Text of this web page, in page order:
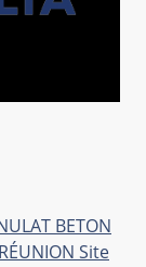
BETON
Site